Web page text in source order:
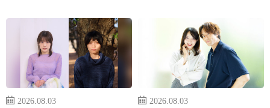
2026.08.03
2026.08.03